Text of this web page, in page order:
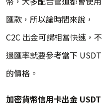
匯款，所以論時間來說，
C2C 出金可謂相當快速，不
過匯率就要參考當下 USDT
的價格。
加密貨幣信用卡出金 USDT